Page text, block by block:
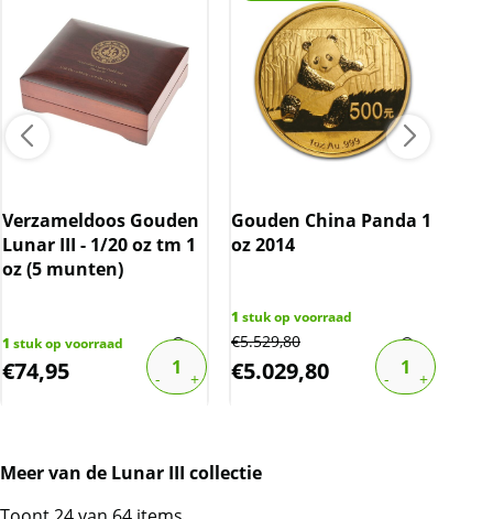
Verzameldoos Gouden
Lunar III - 1/20 oz tm 1
oz (5 munten)
1 stuk op voorraad
€74,95
Gouden China Panda 1
oz 2014
1 stuk op voorraad
€5.529,80
€5.029,80
Meer van de Lunar III collectie